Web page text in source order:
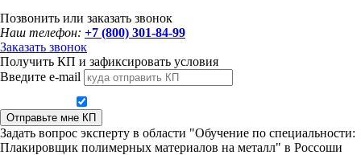
Позвонить или заказать звонок
Наш телефон: +7 (800) 301-84-99
Заказать звонок
Получить КП и зафиксировать условия
Введите e-mail
Отправьте мне КП
Задать вопрос эксперту в области "Обучение по специальности:
Плакировщик полимерных материалов на металл" в Россоши